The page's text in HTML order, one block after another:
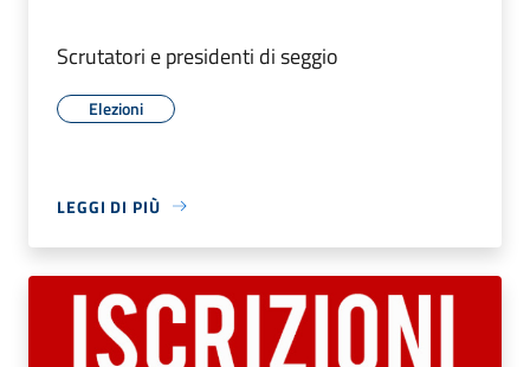
Scrutatori e presidenti di seggio
Elezioni
LEGGI DI PIÙ